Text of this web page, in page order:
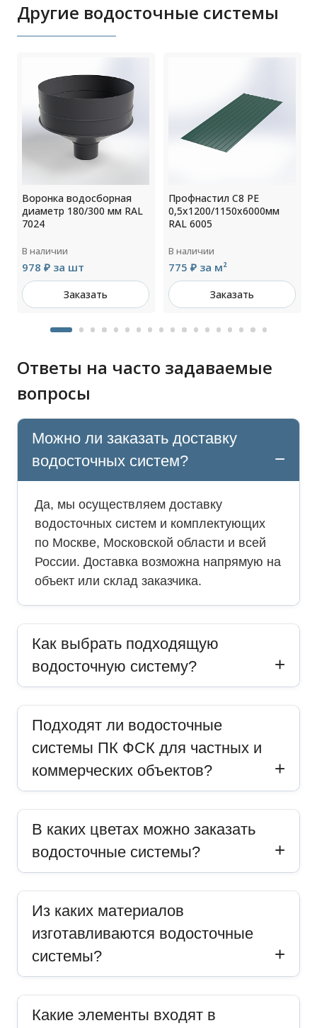
Другие водосточные системы
Воронка водосборная
диаметр 180/300 мм RAL
7024
В наличии
978 ₽ за шт
Заказать
Профнастил С8 РЕ
0,5х1200/1150х6000мм
RAL 6005
В наличии
775 ₽ за м²
Заказать
Ответы на часто задаваемые
вопросы
Можно ли заказать доставку
водосточных систем?
Да, мы осуществляем доставку
водосточных систем и комплектующих
по Москве, Московской области и всей
России. Доставка возможна напрямую на
объект или склад заказчика.
Как выбрать подходящую
водосточную систему?
Подходят ли водосточные
системы ПК ФСК для частных и
коммерческих объектов?
В каких цветах можно заказать
водосточные системы?
Из каких материалов
изготавливаются водосточные
системы?
Какие элементы входят в